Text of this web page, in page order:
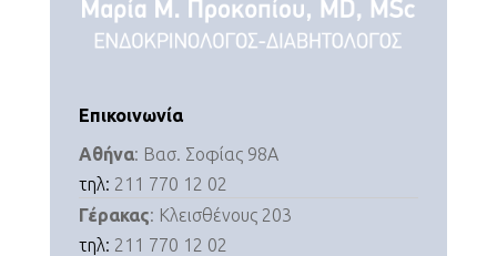
Επικοινωνία
Αθήνα: Βασ. Σοφίας 98Α
τηλ: 211 770 12 02
Γέρακας: Κλεισθένους 203
τηλ: 211 770 12 02